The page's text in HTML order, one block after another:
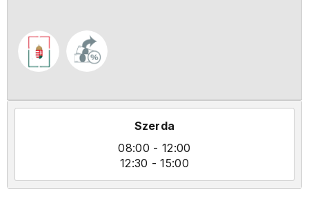
Szerda
08:00 - 12:00
12:30 - 15:00